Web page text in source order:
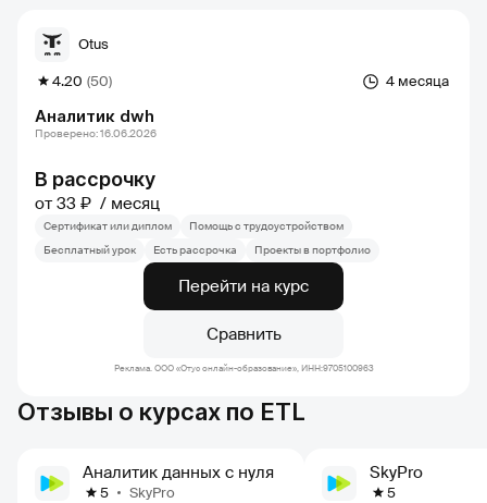
Аналитик dwh
4 месяца
4.20 (50)
Otus
В рассрочку
от 33 ₽ месяц
Проверено: 16.06.2026
Сертификат или диплом
Помощь с трудоустройством
Бесплатный урок
Есть рассрочка Проекты в портфолио
Перейти на курс
Сравнить
Реклама. ООО «Отус онлайн-образование», ИНН:9705100963
Отзывы о курсах по ETL
Аналитик данных с нуля
5 SkyPro
SkyPro
5